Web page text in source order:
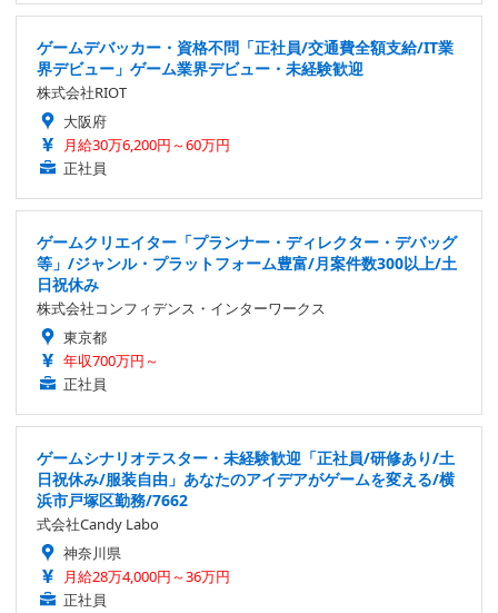
ゲームデバッカー・資格不問「正社員/交通費全額支給/IT業
界デビュー」ゲーム業界デビュー・未経験歓迎
株式会社RIOT
大阪府
月給30万6,200円～60万円
正社員
ゲームクリエイター「プランナー・ディレクター・デバッグ
等」/ジャンル・プラットフォーム豊富/月案件数300以上/土
日祝休み
株式会社コンフィデンス・インターワークス
東京都
年収700万円～
正社員
ゲームシナリオテスター・未経験歓迎「正社員/研修あり/土
日祝休み/服装自由」あなたのアイデアがゲームを変える/横
浜市戸塚区勤務/7662
式会社Candy Labo
神奈川県
月給28万4,000円～36万円
正社員